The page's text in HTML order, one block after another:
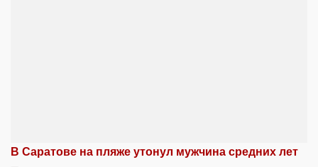
В Саратове на пляже утонул мужчина средних лет